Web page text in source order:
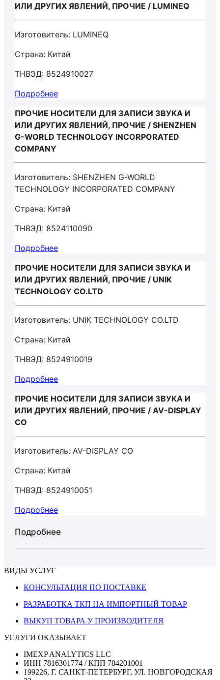
ИЛИ ДРУГИХ ЯВЛЕНИЙ, ПРОЧИЕ / LUMINEQ
Изготовитель: LUMINEQ
Страна: Китай
ТНВЭД: 8524910027
Подробнее
ПРОЧИЕ НОСИТЕЛИ ДЛЯ ЗАПИСИ ЗВУКА И
ИЛИ ДРУГИХ ЯВЛЕНИЙ, ПРОЧИЕ / SHENZHEN
G-WORLD TECHNOLOGY INCORPORATED
COMPANY
Изготовитель: SHENZHEN G-WORLD
TECHNOLOGY INCORPORATED COMPANY
Страна: Китай
ТНВЭД: 8524110090
Подробнее
ПРОЧИЕ НОСИТЕЛИ ДЛЯ ЗАПИСИ ЗВУКА И
ИЛИ ДРУГИХ ЯВЛЕНИЙ, ПРОЧИЕ / UNIK
TECHNOLOGY CO.LTD
Изготовитель: UNIK TECHNOLOGY CO.LTD
Страна: Китай
ТНВЭД: 8524910019
Подробнее
ПРОЧИЕ НОСИТЕЛИ ДЛЯ ЗАПИСИ ЗВУКА И
ИЛИ ДРУГИХ ЯВЛЕНИЙ, ПРОЧИЕ / AV-DISPLAY
CO
Изготовитель: AV-DISPLAY CO
Страна: Китай
ТНВЭД: 8524910051
Подробнее
Подробнее
ВИДЫ УСЛУГ
КОНСУЛЬТАЦИЯ ПО ПОСТАВКЕ
РАЗРАБОТКА ТКП НА ИМПОРТНЫЙ ТОВАР
ВЫКУП ТОВАРА У ПРОИЗВОДИТЕЛЯ
УСЛУГИ ОКАЗЫВАЕТ
IMEXP ANALYTICS LLC
ИНН 7816301774 / КПП 784201001
199226, Г. САНКТ-ПЕТЕРБУРГ, УЛ. НОВГОРОДСКАЯ